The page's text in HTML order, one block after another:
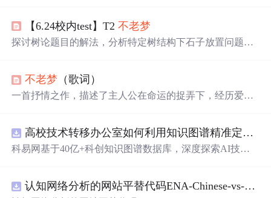
的数学归纳证明。
【6.24校内test】T2不老梦
探讨树论题目的解法，分析特定树结构下石子放置问题的
不老梦 （歌词）
一首抒情之作，描述了主人公在命运的捉弄下，经历爱情
高校技术转移办公室如何利用知识图谱精准定位产业需求与技术适配点？.docx
科易网基于40亿+科创知识图谱数据库，深度探索AI技术
新领域的AI+数智化解决方案，推动科技创新与产业创新认知网络分析的网站平替代码ENA-Chinese-vs-English-reproducible.zip